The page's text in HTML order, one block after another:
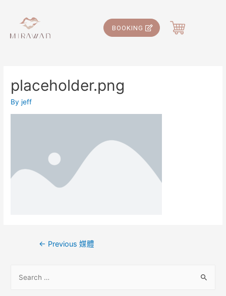
BOOKING
placeholder.png
Byjeff
← Previous 媒體